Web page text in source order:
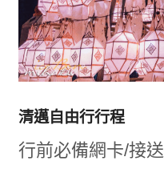
清邁自由行行程
行前必備網卡/接送